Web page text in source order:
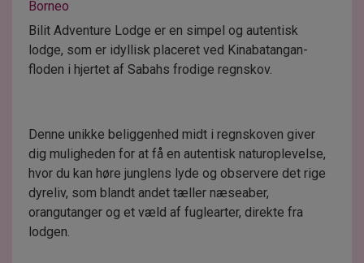
Borneo
Bilit Adventure Lodge er en simpel og autentisk
lodge, som er idyllisk placeret ved Kinabatangan-
floden i hjertet af Sabahs frodige regnskov.
Denne unikke beliggenhed midt i regnskoven giver
dig muligheden for at få en autentisk naturoplevelse,
hvor du kan høre junglens lyde og observere det rige
dyreliv, som blandt andet tæller næseaber,
orangutanger og et væld af fuglearter, direkte fra
lodgen.